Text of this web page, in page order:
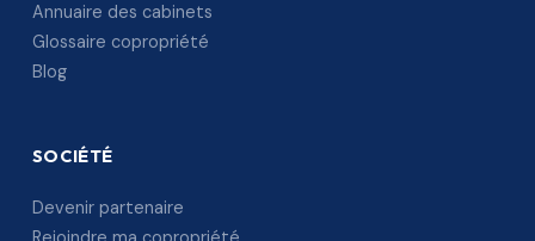
Annuaire des cabinets
Glossaire copropriété
Blog
SOCIÉTÉ
Devenir partenaire